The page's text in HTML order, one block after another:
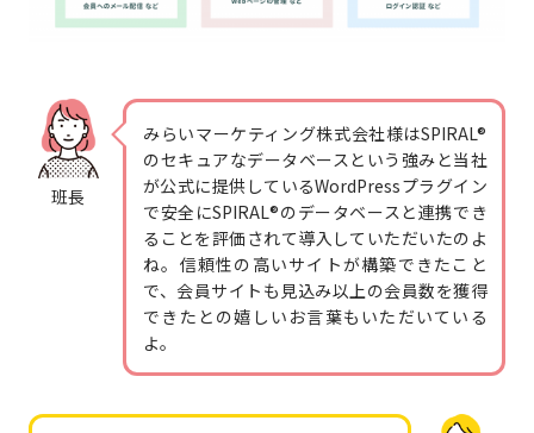
班長
みらいマーケティング株式会社様はSPIRAL®
のセキュアなデータベースという強みと当社
が公式に提供しているWordPressプラグイン
で安全にSPIRAL®️のデータベースと連携でき
ることを評価されて導入していただいたのよ
ね。信頼性の高いサイトが構築できたこと
で、会員サイトも見込み以上の会員数を獲得
できたとの嬉しいお言葉もいただいている
よ。